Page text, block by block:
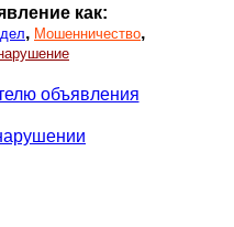
как:
, Мошенничество,
объявления